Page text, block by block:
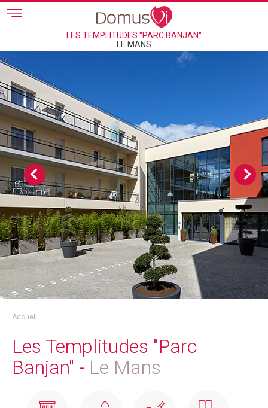
Skip to main content
LES TEMPLITUDES "PARC BANJAN"
LE MANS
Accueil
Les Templitudes "Parc
Banjan" - Le Mans